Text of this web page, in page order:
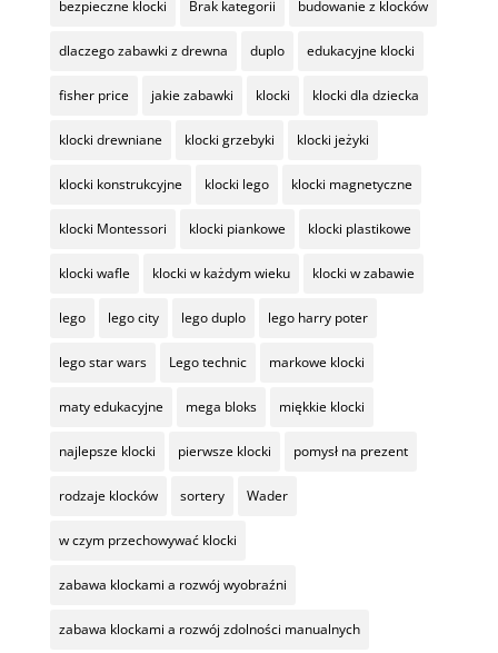
bezpieczne klocki Brak kategorii budowanie z klocków
dlaczego zabawki z drewna duplo edukacyjne klocki
fisher price jakie zabawki klocki klocki dla dziecka
klocki drewniane klocki grzebyki klocki jeżyki
klocki konstrukcyjne klocki lego klocki magnetyczne
klocki Montessori klocki piankowe klocki plastikowe
klocki wafle klocki w każdym wieku klocki w zabawie
lego lego city lego duplo lego harry poter
lego star wars Lego technic markowe klocki
maty edukacyjne mega bloks miękkie klocki
najlepsze klocki pierwsze klocki pomysł na prezent
rodzaje klocków sortery Wader
w czym przechowywać klocki
zabawa klockami a rozwój wyobraźni
zabawa klockami a rozwój zdolności manualnych